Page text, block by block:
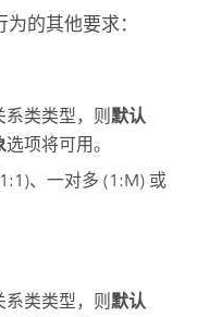
的其他要求：
类类型，则 默认
选项将可用。
、一对多 (1:M) 或
类类型，则 默认